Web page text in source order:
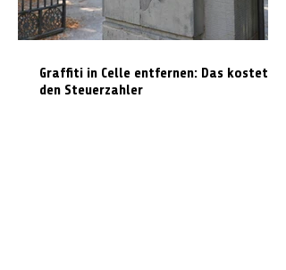
Graffiti in Celle entfernen: Das kostet es
den Steuerzahler